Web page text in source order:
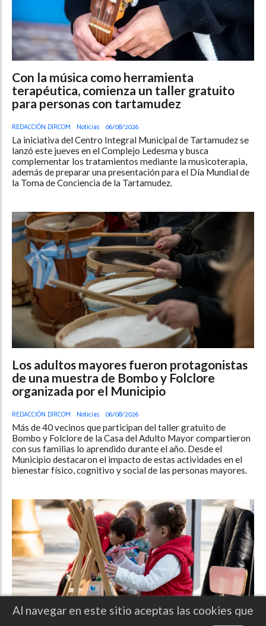
Con la música como herramienta
terapéutica, comienza un taller gratuito
para personas con tartamudez
REDACCIÓN DIRCOM Noticias 06/08/2026
La iniciativa del Centro Integral Municipal de Tartamudez se
lanzó este jueves en el Complejo Ledesma y busca
complementar los tratamientos mediante la musicoterapia,
además de preparar una presentación para el Día Mundial de
la Toma de Conciencia de la Tartamudez.
Los adultos mayores fueron protagonistas
de una muestra de Bombo y Folclore
organizada por el Municipio
REDACCIÓN DIRCOM Noticias 06/08/2026
Más de 40 vecinos que participan del taller gratuito de
Bombo y Folclore de la Casa del Adulto Mayor compartieron
con sus familias lo aprendido durante el año. Desde el
Municipio destacaron el impacto de estas actividades en el
bienestar físico, cognitivo y social de las personas mayores.
Al navegar en este sitio aceptas las cookies que